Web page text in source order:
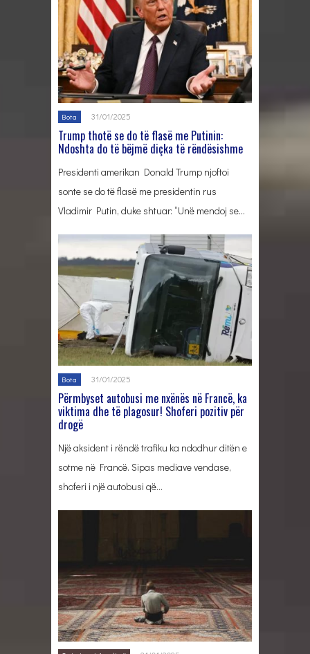
Bota 31/01/2025
Trump thotë se do të flasë me Putinin:
Ndoshta do të bëjmë diçka të rëndësishme
Presidenti amerikan Donald Trump njoftoi
sonte se do të flasë me presidentin rus
Vladimir Putin, duke shtuar: “Unë mendoj se…
Bota 31/01/2025
Përmbyset autobusi me nxënës në Francë, ka
viktima dhe të plagosur! Shoferi pozitiv për
drogë
Një aksident i rëndë trafiku ka ndodhur ditën e
sotme në Francë. Sipas mediave vendase,
shoferi i një autobusi që…